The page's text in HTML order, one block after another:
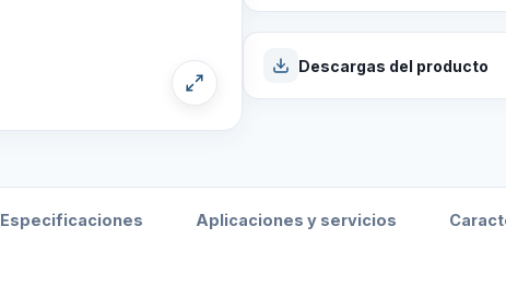
Descargas del producto
Especificaciones Aplicaciones y servicios